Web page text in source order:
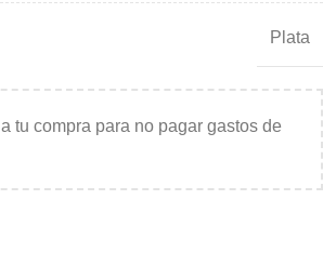
Plata
a tu compra para no pagar gastos de